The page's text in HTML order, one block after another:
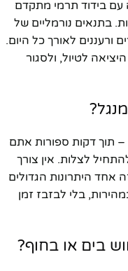
עם בידוד תרמי מתקדם
בתנאים נורמליים של
ורעננים לאורך כל היום.
לטיול, ולסגור
– תוך דקות ספורות אתם
לצלות. אין צורך
אחד היתרונות הגדולים
בלי לבזבז זמן
בים או בחוף?